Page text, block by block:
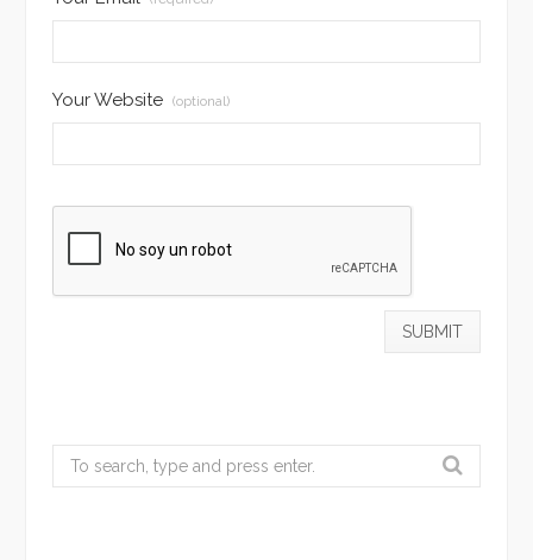
Your Website (optional)
Search
for: